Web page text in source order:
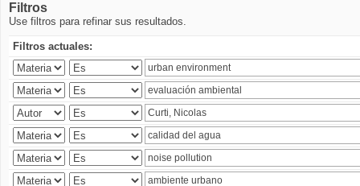
Filtros
Use filtros para refinar sus resultados.
Filtros actuales: